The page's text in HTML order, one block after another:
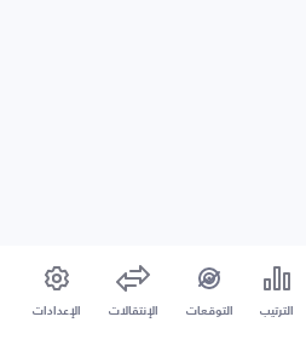
الترتيب التوقعات الإنتقالات الإعدادات